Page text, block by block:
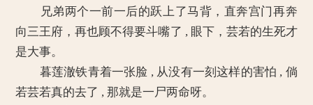
兄弟两个一前一后的跃上了马背，直奔宫门再奔
向三王府，再也顾不得要斗嘴了 , 眼下，芸若的生死才
是大事。
暮莲澈铁青着一张脸 , 从没有一刻这样的害怕 , 倘
若芸若真的去了 , 那就是一尸两命呀。